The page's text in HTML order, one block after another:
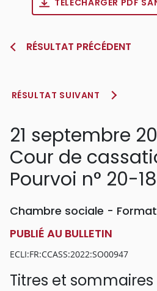
RÉSULTAT PRÉCÉDENT
RÉSULTAT SUIVANT
21 septembre
Cour de
Pourvoi n° 20-
Chambre sociale -
PUBLIÉ AU BULLETIN
ECLI:FR:CCASS:2022:SO00947
Titres et sommaires